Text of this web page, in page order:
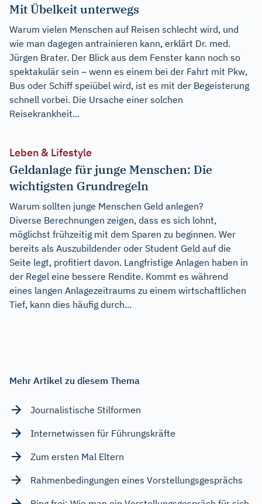
Mit Übelkeit unterwegs
Warum vielen Menschen auf Reisen schlecht wird, und
wie man dagegen antrainieren kann, erklärt Dr. med.
Jürgen Brater. Der Blick aus dem Fenster kann noch so
spektakulär sein – wenn es einem bei der Fahrt mit Pkw,
Bus oder Schiff speiübel wird, ist es mit der Begeisterung
schnell vorbei. Die Ursache einer solchen
Reisekrankheit...
Leben & Lifestyle
Geldanlage für junge Menschen: Die
wichtigsten Grundregeln
Warum sollten junge Menschen Geld anlegen?
Diverse Berechnungen zeigen, dass es sich lohnt,
möglichst frühzeitig mit dem Sparen zu beginnen. Wer
bereits als Auszubildender oder Student Geld auf die
Seite legt, profitiert davon. Langfristige Anlagen haben in
der Regel eine bessere Rendite. Kommt es während
eines langen Anlagezeitraums zu einem wirtschaftlichen
Tief, kann dies häufig durch...
Mehr Artikel zu diesem Thema
Journalistische Stilformen
Internetwissen für Führungskräfte
Zum ersten Mal Eltern
Rahmenbedingungen eines Vorstellungsgesprächs